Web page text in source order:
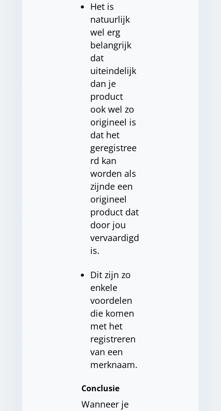
Het is
natuurlijk
wel erg
belangrijk
dat
uiteindelijk
dan je
product
ook wel zo
origineel is
dat het
geregistree
rd kan
worden als
zijnde een
origineel
product dat
door jou
vervaardigd
is.
Dit zijn zo
enkele
voordelen
die komen
met het
registreren
van een
merknaam.
Conclusie
Wanneer je